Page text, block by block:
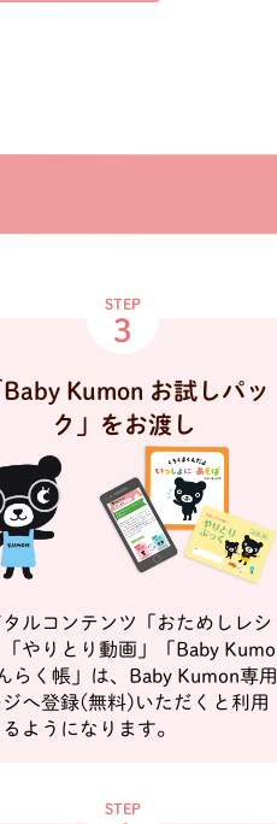
STEP
3
Baby Kumon お試しパッ
ク」をお渡し
タルコンテンツ「おためしレシ
「やりとり動画」「Baby Kumo
らく帳」は、Baby Kumon専用
ジへ登録(無料)いただくと利用
ようになります。
STEP